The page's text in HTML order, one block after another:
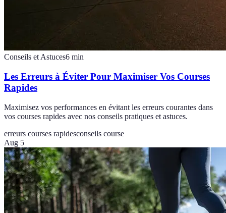
Conseils et Astuces6 min
Les Erreurs à Éviter Pour Maximiser Vos Courses
Rapides
Maximisez vos performances en évitant les erreurs courantes dans
vos courses rapides avec nos conseils pratiques et astuces.
erreurs courses rapidesconseils course
Aug 5